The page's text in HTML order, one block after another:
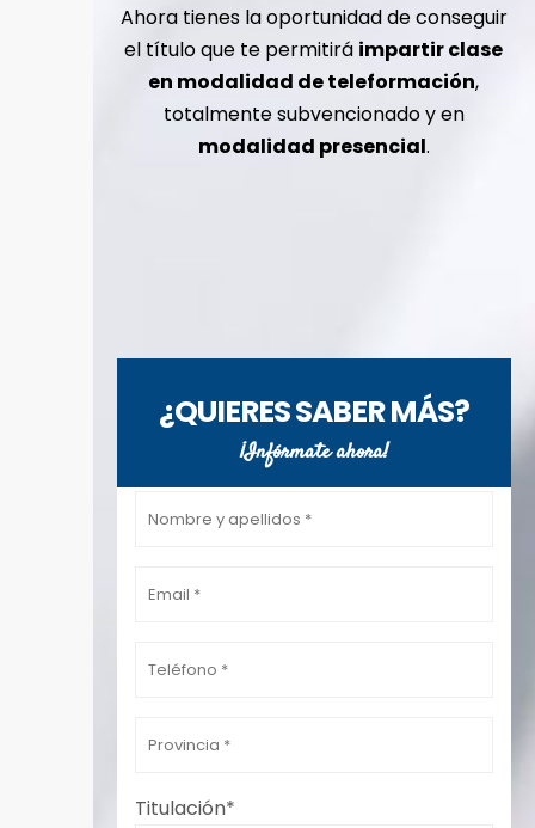
Ahora tienes la oportunidad de conseguir
el título que te permitirá impartir clase
en modalidad de teleformación,
totalmente subvencionado y en
modalidad presencial.
¿QUIERES SABER MÁS?
¡Infórmate ahora!
Por favor, deja este campo vacío.
Titulación*